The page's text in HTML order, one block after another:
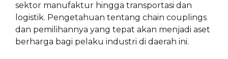
sektor manufaktur hingga transportasi dan
logistik. Pengetahuan tentang chain couplings
dan pemilihannya yang tepat akan menjadi aset
berharga bagi pelaku industri di daerah ini.